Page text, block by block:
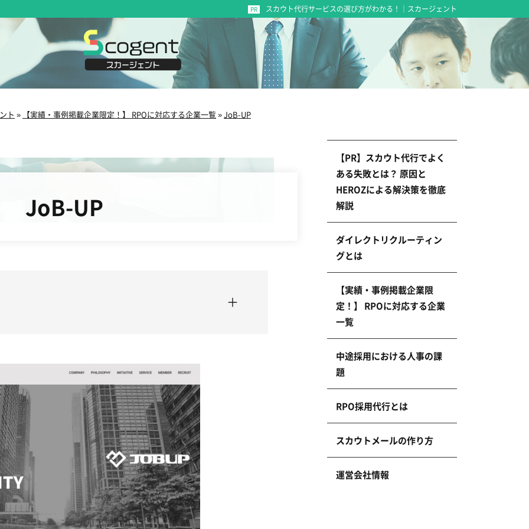
スカウト代行サービスの選び方がわかる！｜スカージェント
ト » 【実績・事例掲載企業限定！】 RPOに対応する企業一覧»JoB-UP
JoB-UP
【PR】スカウト代行でよく
ある失敗とは？ 原因と
HEROZによる解決策を徹底
解説
ダイレクトリクルーティン
グとは
【実績・事例掲載企業限
定！】 RPOに対応する企業
一覧
中途採用における人事の課
題
RPO採用代行とは
スカウトメールの作り方
運営会社情報